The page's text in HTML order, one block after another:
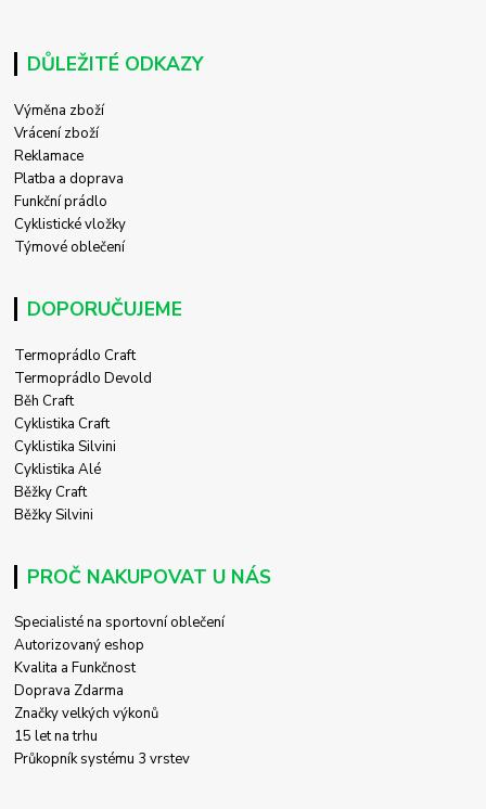
DŮLEŽITÉ ODKAZY
Výměna zboží
Vrácení zboží
Reklamace
Platba a doprava
Funkční prádlo
Cyklistické vložky
Týmové oblečení
DOPORUČUJEME
Termoprádlo Craft
Termoprádlo Devold
Běh Craft
Cyklistika Craft
Cyklistika Silvini
Cyklistika Alé
Běžky Craft
Běžky Silvini
PROČ NAKUPOVAT U NÁS
Specialisté na sportovní oblečení
Autorizovaný eshop
Kvalita a Funkčnost
Doprava Zdarma
Značky velkých výkonů
15 let na trhu
Průkopník systému 3 vrstev